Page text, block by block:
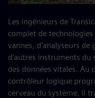
Les ingénieurs de
complet de
vannes, d'analyseurs de
d'autres instruments du
des données vitales. Au
contrôleur logique
cerveau du système, il